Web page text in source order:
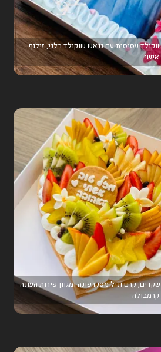
עסיסית עם גנאש שוקולד בלגי, זילוף
אישי
קרם וניל מסקרפונה ומגוון פירות העונה
קרמבולה